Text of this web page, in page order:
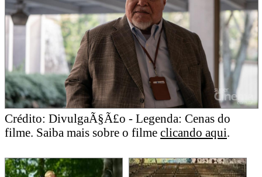
Crédito: DivulgaÃ§Ã£o - Legenda: Cenas do
filme. Saiba mais sobre o filme clicando aqui.